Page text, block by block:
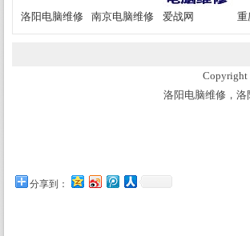
洛阳电脑维修
南京电脑维修 爱战网 重
Copyright
洛阳电脑维修，
分享到：